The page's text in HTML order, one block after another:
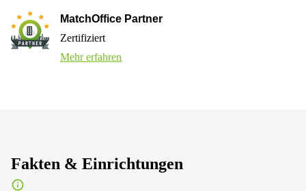
MatchOffice Partner
Zertifiziert
Mehr erfahren
Fakten & Einrichtungen